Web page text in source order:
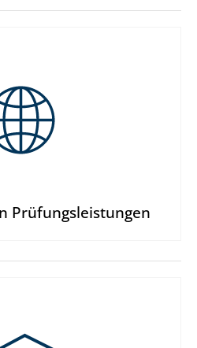
Prüfungs­leistungen